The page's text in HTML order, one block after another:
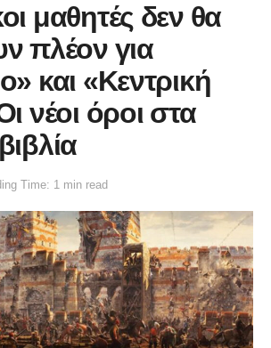
μαθητές δεν θα
πλέον για
και «Κεντρική
νέοι όροι στα
Time: 1 min read